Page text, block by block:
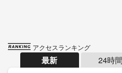
アクセスランキング
最新 24時間